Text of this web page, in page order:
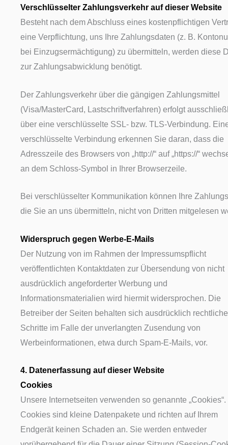
Verschlüsselter Zahlungsverkehr auf dieser Website
Besteht nach dem Abschluss eines kostenpflichtigen
eine Verpflichtung, uns Ihre Zahlungsdaten (z. B.
bei Einzugsermächtigung) zu übermitteln, werden diese
zur Zahlungsabwicklung benötigt.
Der Zahlungsverkehr über die gängigen Zahlungsmittel
(Visa/MasterCard, Lastschriftverfahren) erfolgt
über eine verschlüsselte SSL- bzw. TLS-Verbindung.
verschlüsselte Verbindung erkennen Sie daran, dass die
Adresszeile des Browsers von „http://“ auf „https://“
an dem Schloss-Symbol in Ihrer Browserzeile.
Bei verschlüsselter Kommunikation können Ihre
die Sie an uns übermitteln, nicht von Dritten mitgelesen
Widerspruch gegen Werbe-E-Mails
Der Nutzung von im Rahmen der Impressumspflicht
veröffentlichten Kontaktdaten zur Übersendung von nicht
ausdrücklich angeforderter Werbung und
Informationsmaterialien wird hiermit widersprochen. Die
Betreiber der Seiten behalten sich ausdrücklich rechtliche
Schritte im Falle der unverlangten Zusendung von
Werbeinformationen, etwa durch Spam-E-Mails, vor.
4. Datenerfassung auf dieser Website
Cookies
Unsere Internetseiten verwenden so genannte „Cookies“.
Cookies sind kleine Datenpakete und richten auf Ihrem
Endgerät keinen Schaden an. Sie werden entweder